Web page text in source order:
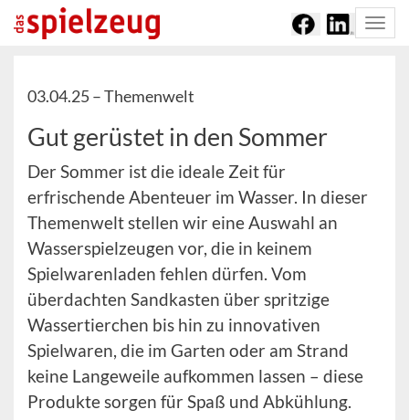
03.04.25 –Themenwelt
Gut gerüstet in den Sommer
Der Sommer ist die ideale Zeit für
erfrischende Abenteuer im Wasser. In dieser
Themenwelt stellen wir eine Auswahl an
Wasserspielzeugen vor, die in keinem
Spielwarenladen fehlen dürfen. Vom
überdachten Sandkasten über spritzige
Wassertierchen bis hin zu innovativen
Spielwaren, die im Garten oder am Strand
keine Langeweile aufkommen lassen – diese
Produkte sorgen für Spaß und Abkühlung.